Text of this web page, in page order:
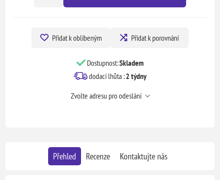
Přidat k oblíbeným Přidat k porovnání
Dostupnost:Skladem
dodací lhůta :2 týdny
Zvolte adresu pro odeslání
Přehled Recenze Kontaktujte nás